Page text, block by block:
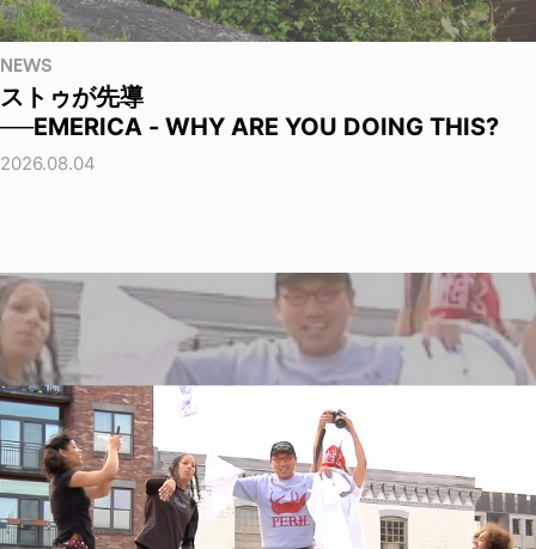
NEWS
ストゥが先導
──EMERICA - WHY ARE YOU DOING THIS?
2026.08.04